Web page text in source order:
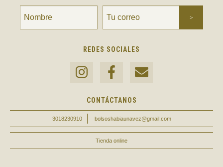
REDES SOCIALES
CONTÁCTANOS
3018230910 bolsoshabiaunavez@gmail.com
Tienda online